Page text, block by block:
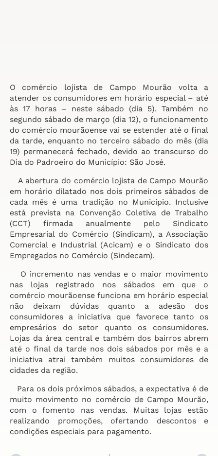
O comércio lojista de Campo Mourão volta a
atender os consumidores em horário especial – até
às 17 horas – neste sábado (dia 5). Também no
segundo sábado de março (dia 12), o funcionamento
do comércio mourãoense vai se estender até o final
da tarde, enquanto no terceiro sábado do mês (dia
19) permanecerá fechado, devido ao transcurso do
Dia do Padroeiro do Município: São José.
A abertura do comércio lojista de Campo Mourão
em horário dilatado nos dois primeiros sábados de
cada mês é uma tradição no Município. Inclusive
está prevista na Convenção Coletiva de Trabalho
(CCT) firmada anualmente pelo Sindicato
Empresarial do Comércio (Sindicam), a Associação
Comercial e Industrial (Acicam) e o Sindicato dos
Empregados no Comércio (Sindecam).
O incremento nas vendas e o maior movimento
nas lojas registrado nos sábados em que o
comércio mourãoense funciona em horário especial
não deixam dúvidas quanto a adesão dos
consumidores a iniciativa que favorece tanto os
empresários do setor quanto os consumidores.
Lojas da área central e também dos bairros abrem
até o final da tarde nos dois sábados por mês e a
iniciativa atrai também muitos consumidores de
cidades da região.
Para os dois próximos sábados, a expectativa é de
muito movimento no comércio de Campo Mourão,
com o fomento nas vendas. Muitas lojas estão
realizando promoções, ofertando descontos e
condições especiais para pagamento.